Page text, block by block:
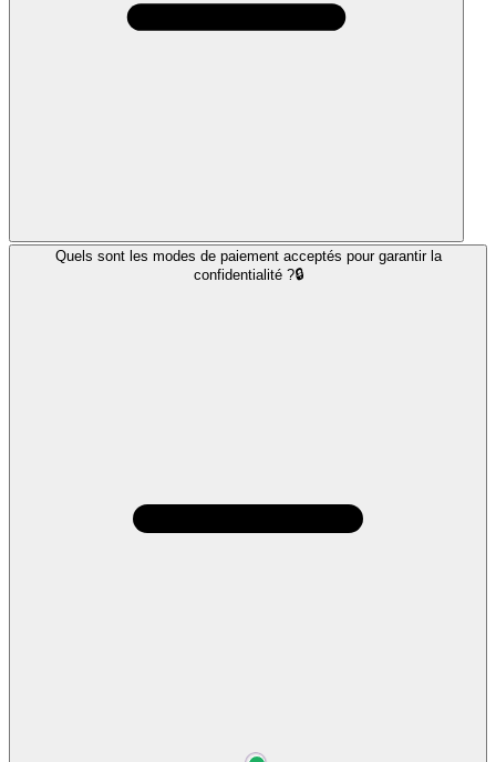
Quels sont les modes de paiement acceptés pour garantir la
confidentialité ?🔒